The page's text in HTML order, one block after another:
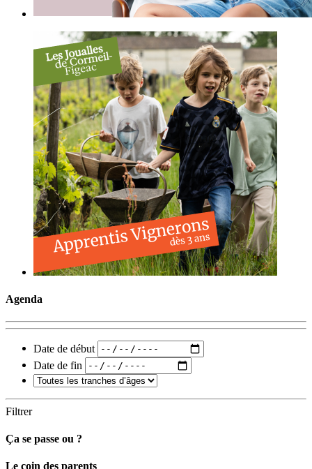
Agenda
Date de début
Date de fin
Filtrer
Ça se passe ou ?
Carto
Le coin des parents